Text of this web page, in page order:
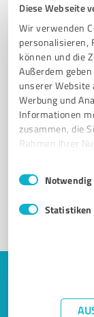
Diese Webseite
Wir verwenden
personalisieren,
können und die
Außerdem
unserer Website
Werbung und
Informationen
zusammen, die
Rahmen Ihrer
Impressum
Notwendig
Statistiken
Sie
Registrieren
Keine Zeit
Mails?